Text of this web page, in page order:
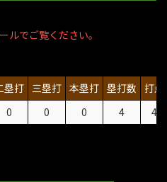
塁打 三塁打 本塁打 塁打数 打点
0 0 0 4 4